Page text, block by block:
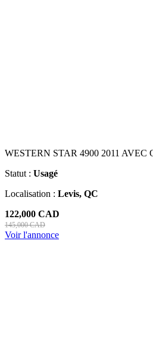
WESTERN STAR 4900 2011 AVEC
Statut : Usagé
Localisation : Levis, QC
122,000 CAD
145,000 CAD
Voir l'annonce